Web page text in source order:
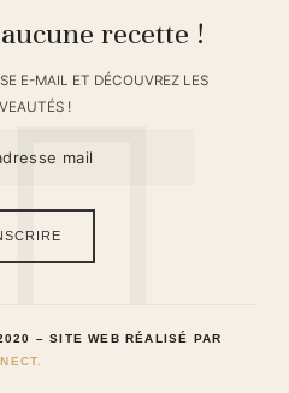
recette !
E-MAIL ET DÉCOUVREZ LES
!
– SITE WEB RÉALISÉ PAR